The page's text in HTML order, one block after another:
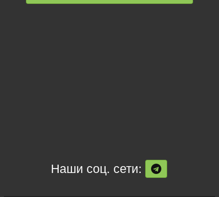
Наши соц. сети: